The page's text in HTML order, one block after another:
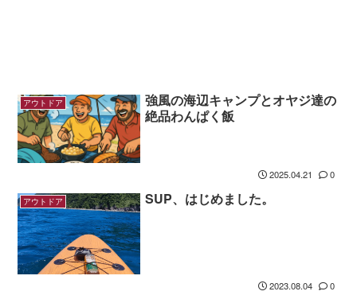
アウトドア
強風の海辺キャンプとオヤジ達の
絶品わんぱく飯
2025.04.21 0
アウトドア SUP、はじめました。
2023.08.04 0